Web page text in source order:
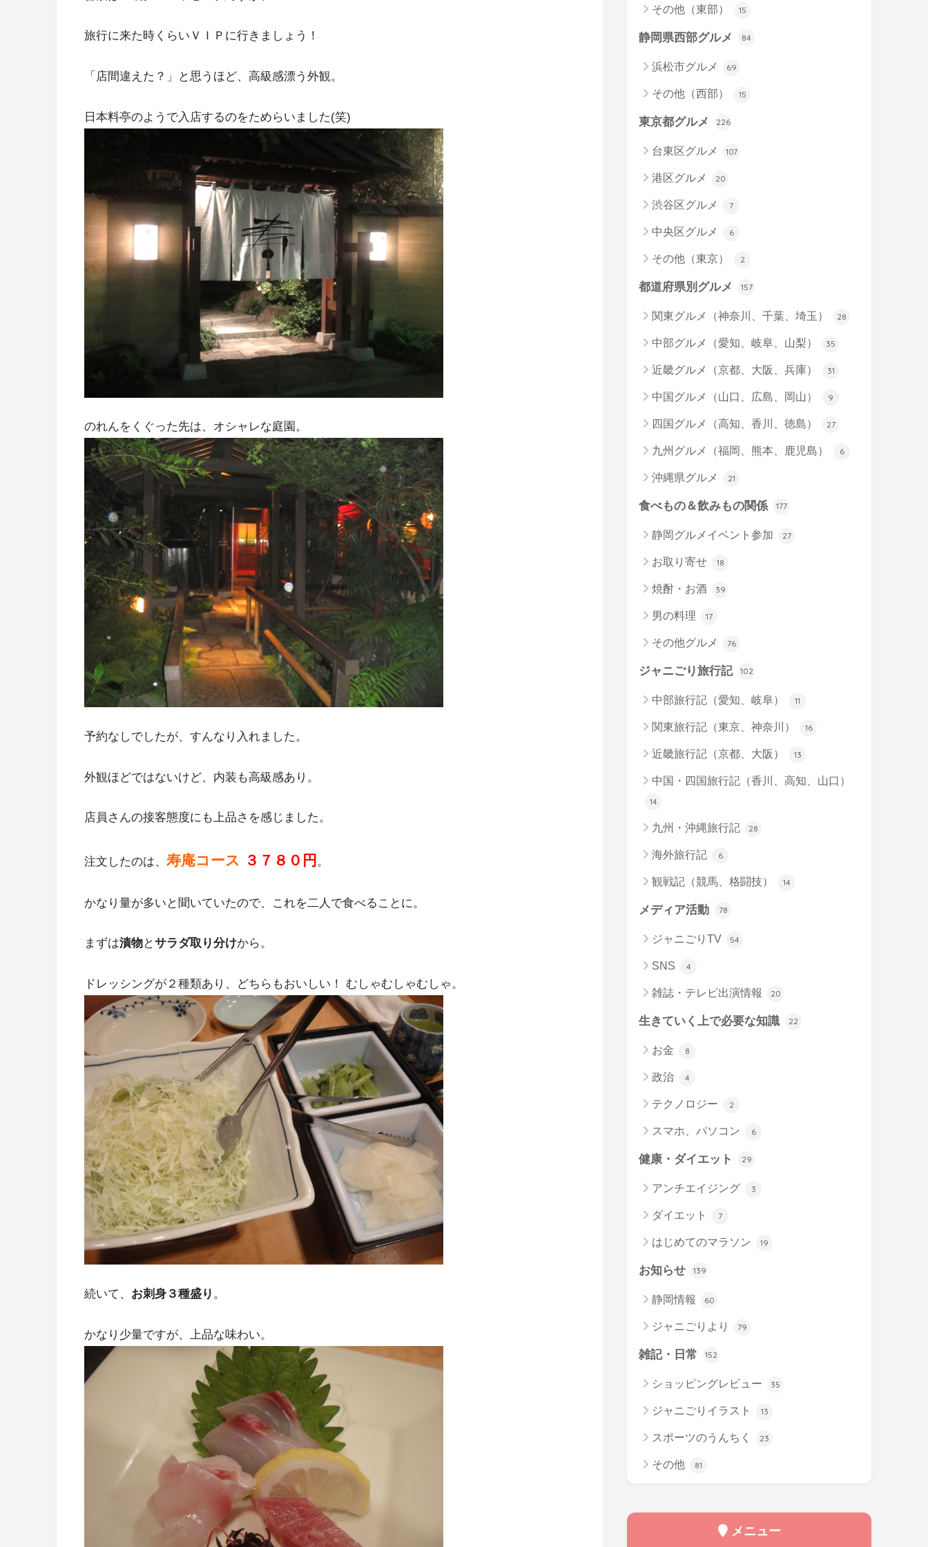
旅行に来た時くらいＶＩＰに行きましょう！
「店間違えた？」と思うほど、高級感漂う外観。
日本料亭のようで入店するのをためらいました(笑)
のれんをくぐった先は、オシャレな庭園。
予約なしでしたが、すんなり入れました。
外観ほどではないけど、内装も高級感あり。
店員さんの接客態度にも上品さを感じました。
注文したのは、 寿庵コース ３７８０円 。
かなり量が多いと聞いていたので、これを二人で食べることに。
まずは漬物とサラダ取り分けから。
ドレッシングが２種類あり、どちらもおいしい！ むしゃむしゃむしゃ。
続いて、 お刺身３種盛り 。
かなり少量ですが、上品な味わい。
その他（東部） 15
静岡県西部グルメ 84
浜松市グルメ 69
その他（西部） 15
東京都グルメ 226
台東区グルメ 107
港区グルメ 20
渋谷区グルメ 7
中央区グルメ 6
その他（東京） 2
都道府県別グルメ 157
関東グルメ（神奈川、千葉、埼玉） 28
中部グルメ（愛知、岐阜、山梨） 35
近畿グルメ（京都、大阪、兵庫） 31
中国グルメ（山口、広島、岡山） 9
四国グルメ（高知、香川、徳島） 27
九州グルメ（福岡、熊本、鹿児島） 6
沖縄県グルメ 21
食べもの＆飲みもの関係 177
静岡グルメイベント参加 27
お取り寄せ 18
焼酎・お酒 39
男の料理 17
その他グルメ 76
ジャニごり旅行記 102
中部旅行記（愛知、岐阜） 11
関東旅行記（東京、神奈川） 16
近畿旅行記（京都、大阪） 13
中国・四国旅行記（香川、高知、山口）
14
九州・沖縄旅行記 28
海外旅行記 6
観戦記（競馬、格闘技） 14
メディア活動 78
ジャニごりTV 54
SNS 4
雑誌・テレビ出演情報 20
生きていく上で必要な知識 22
お金 8
政治 4
テクノロジー 2
スマホ、パソコン 6
健康・ダイエット 29
アンチエイジング 3
ダイエット 7
はじめてのマラソン 19
お知らせ 139
静岡情報 60
ジャニごりより 79
雑記・日常 152
ショッピングレビュー 35
ジャニごりイラスト 13
スポーツのうんちく 23
その他 81
メニュー